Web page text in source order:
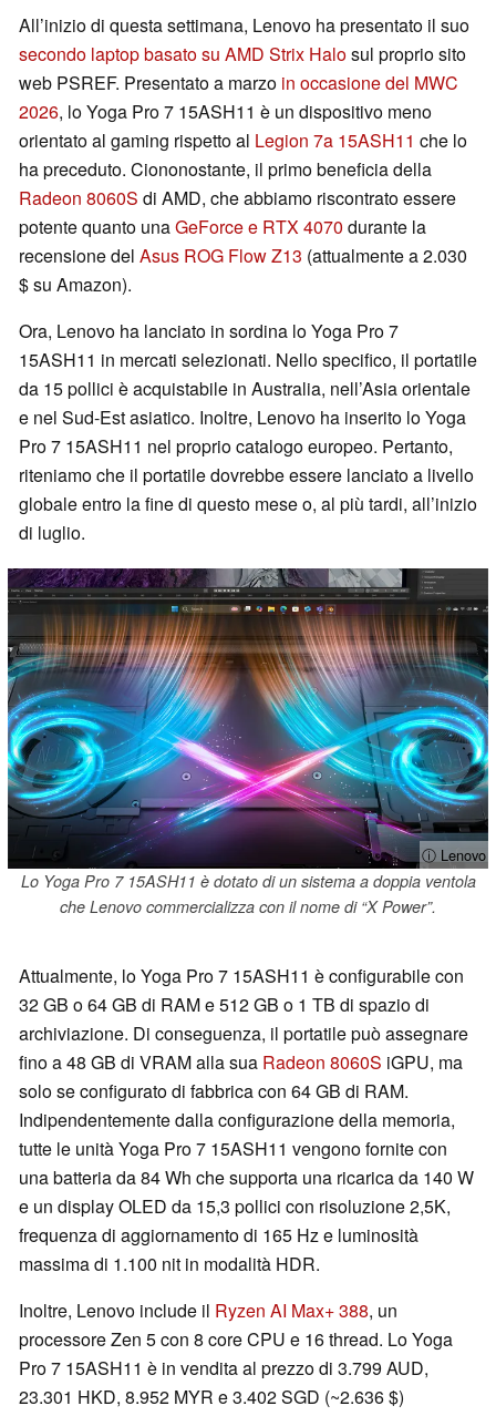
All’inizio di questa settimana, Lenovo ha presentato il suo
secondo laptop basato su AMD Strix Halosul proprio sito
web PSREF. Presentato a marzo in occasione del MWC
2026, lo Yoga Pro 7 15ASH11 è un dispositivo meno
orientato al gaming rispetto al Legion 7a 15ASH11 che lo
ha preceduto. Ciononostante, il primo beneficia della
Radeon 8060S di AMD, che abbiamo riscontrato essere
potente quanto unaGeForce e RTX 4070 durante la
recensione del Asus ROG Flow Z13 (attualmente a 2.030
$ su Amazon).
Ora, Lenovo ha lanciato in sordina lo Yoga Pro 7
15ASH11 in mercati selezionati. Nello specifico, il portatile
da 15 pollici è acquistabile in Australia, nell’Asia orientale
e nel Sud-Est asiatico. Inoltre, Lenovo ha inserito lo Yoga
Pro 7 15ASH11 nel proprio catalogo europeo. Pertanto,
riteniamo che il portatile dovrebbe essere lanciato a livello
globale entro la fine di questo mese o, al più tardi, all’inizio
di luglio.
ⓘ Lenovo
Lo Yoga Pro 7 15ASH11 è dotato di un sistema a doppia ventola
che Lenovo commercializza con il nome di “X Power”.
Attualmente, lo Yoga Pro 7 15ASH11 è configurabile con
32 GB o 64 GB di RAM e 512 GB o 1 TB di spazio di
archiviazione. Di conseguenza, il portatile può assegnare
fino a 48 GB di VRAM alla sua Radeon 8060S iGPU, ma
solo se configurato di fabbrica con 64 GB di RAM.
Indipendentemente dalla configurazione della memoria,
tutte le unità Yoga Pro 7 15ASH11 vengono fornite con
una batteria da 84 Wh che supporta una ricarica da 140 W
e un display OLED da 15,3 pollici con risoluzione 2,5K,
frequenza di aggiornamento di 165 Hz e luminosità
massima di 1.100 nit in modalità HDR.
Inoltre, Lenovo include il Ryzen AI Max+ 388, un
processore Zen 5 con 8 core CPU e 16 thread. Lo Yoga
Pro 7 15ASH11 è in vendita al prezzo di 3.799 AUD,
23.301 HKD, 8.952 MYR e 3.402 SGD (~2.636 $)